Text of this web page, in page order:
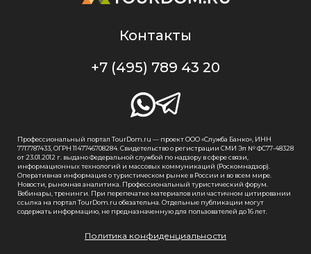
Контакты
+7 (495) 789 43 20
Профессиональный портал TourDom.ru — проект ООО «Служба Банко», ИНН
7717787433, ОГРН 1147746708284. Свидетельство о регистрации СМИ Эл № ФС77-48328
от 23.01.2012 г. выдано Федеральной службой по надзору в сфере связи,
информационных технологий и массовых коммуникаций (Роскомнадзор).
Оперативная информация о туристическом рынке в России и во всем мире.
Новости, рыночная аналитика. Профессиональный туристический форум.
Вебинары, тренинги. При перепечатке материалов или частичном цитировании
ссылка на портал TourDom.ru обязательна. Отдельные публикации могут
содержать информацию, не предназначенную для пользователей до 16 лет.
Политика конфиденциальности